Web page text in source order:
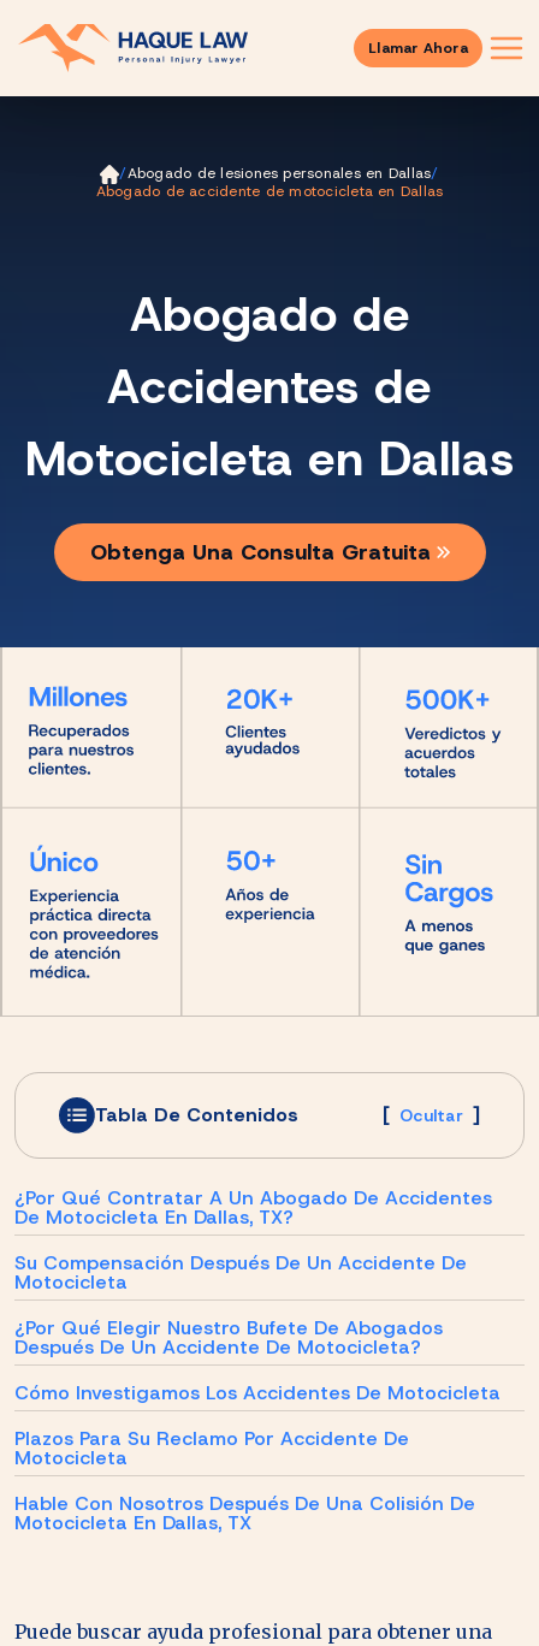
Llamar Ahora
Ini
ci
o
/Abogado de lesiones personales en Dallas/
Abogado de accidente de motocicleta en Dallas
Abogado de
Accidentes de
Motocicleta en Dallas
Obtenga Una Consulta Gratuita
Tabla De Contenidos [ Ocultar ]
¿Por Qué Contratar A Un Abogado De Accidentes
De Motocicleta En Dallas, TX?
Su Compensación Después De Un Accidente De
Motocicleta
¿Por Qué Elegir Nuestro Bufete De Abogados
Después De Un Accidente De Motocicleta?
Cómo Investigamos Los Accidentes De Motocicleta
Plazos Para Su Reclamo Por Accidente De
Motocicleta
Hable Con Nosotros Después De Una Colisión De
Motocicleta En Dallas, TX
Puede buscar ayuda profesional para obtener una